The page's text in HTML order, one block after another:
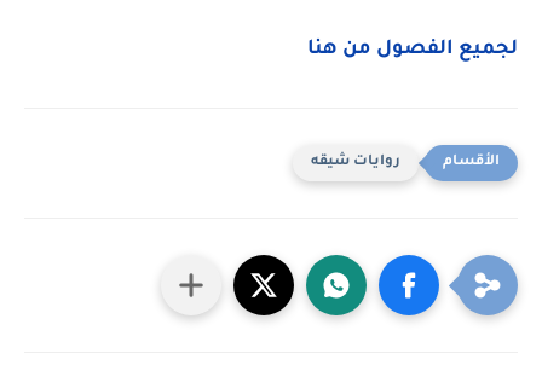
لجميع الفصول من هنا
روايات شيقه